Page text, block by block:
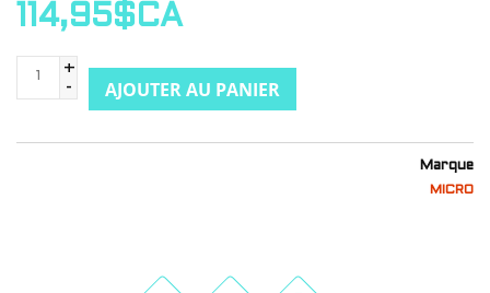
114,95$CA
+
-
AJOUTER AU PANIER
Marque
MICRO